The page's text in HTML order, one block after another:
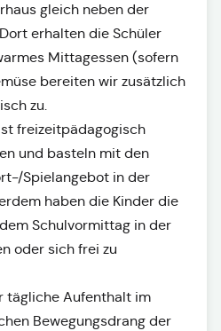
gleich neben der
erhalten die Schüler
Mittagessen (sofern
bereiten wir zusätzlich
zu.
freizeitpädagogisch
und basteln mit den
Spielangebot in der
haben die Kinder die
Schulvormittag in der
oder sich frei zu
tägliche Aufenthalt im
Bewegungsdrang der